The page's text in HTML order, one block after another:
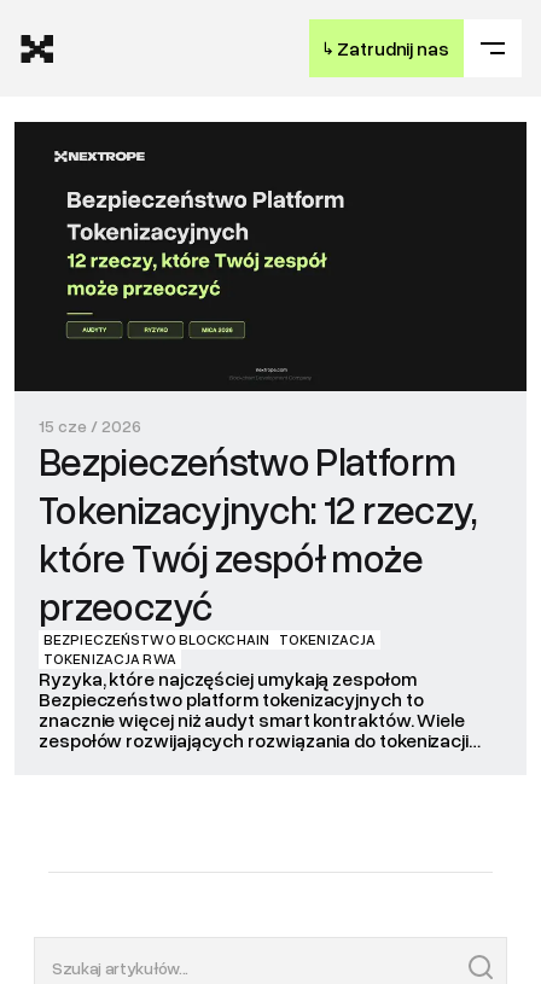
↳ Zatrudnij nas
15 cze / 2026
Bezpieczeństwo Platform
Tokenizacyjnych: 12 rzeczy,
które Twój zespół może
przeoczyć
BEZPIECZEŃSTWO BLOCKCHAIN
TOKENIZACJA
TOKENIZACJA RWA
Ryzyka, które najczęściej umykają zespołom
Bezpieczeństwo platform tokenizacyjnych to
znacznie więcej niż audyt smart kontraktów. Wiele
zespołów rozwijających rozwiązania do tokenizacji